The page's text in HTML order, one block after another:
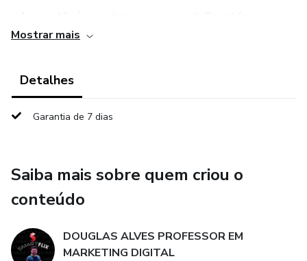
gravado)5 acessos para você crescer junto com as pessoas
• 1 mês a mais de acompanhamento (consultoria +
• Ingresso Gold Evento Encontro de Águias em março
presencial em Caldas Novas.
Mostrar mais
Detalhes
Garantia de 7 dias
Saiba mais sobre quem criou o
conteúdo
DOUGLAS ALVES PROFESSOR EM
MARKETING DIGITAL